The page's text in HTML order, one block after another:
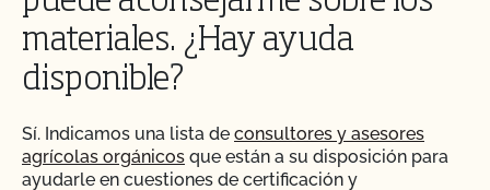
materiales. ¿Hay ayuda
disponible?
Sí. Indicamos una lista de consultores y asesores
agrícolas orgánicos que están a su disposición para
ayudarle en cuestiones de certificación y